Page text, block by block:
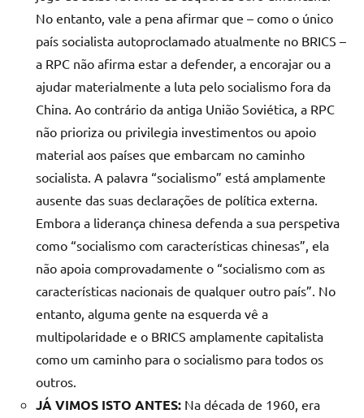
No entanto, vale a pena afirmar que – como o único
país socialista autoproclamado atualmente no BRICS –
a RPC não afirma estar a defender, a encorajar ou a
ajudar materialmente a luta pelo socialismo fora da
China. Ao contrário da antiga União Soviética, a RPC
não prioriza ou privilegia investimentos ou apoio
material aos países que embarcam no caminho
socialista. A palavra “socialismo” está amplamente
ausente das suas declarações de política externa.
Embora a liderança chinesa defenda a sua perspetiva
como “socialismo com características chinesas”, ela
não apoia comprovadamente o “socialismo com as
características nacionais de qualquer outro país”. No
entanto, alguma gente na esquerda vê a
multipolaridade e o BRICS amplamente capitalista
como um caminho para o socialismo para todos os
outros.
JÁ VIMOS ISTO ANTES: Na década de 1960, era